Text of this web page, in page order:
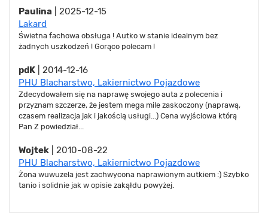
Paulina | 2025-12-15
Lakard
Świetna fachowa obsługa ! Autko w stanie idealnym bez
żadnych uszkodzeń ! Gorąco polecam !
pdK | 2014-12-16
PHU Blacharstwo, Lakiernictwo Pojazdowe
Zdecydowałem się na naprawę swojego auta z polecenia i
przyznam szczerze, że jestem mega mile zaskoczony (naprawą,
czasem realizacja jak i jakością usługi...) Cena wyjściowa którą
Pan Z powiedział...
Wojtek | 2010-08-22
PHU Blacharstwo, Lakiernictwo Pojazdowe
Żona wuwuzela jest zachwycona naprawionym autkiem :) Szybko
tanio i solidnie jak w opisie zakąłdu powyżej.